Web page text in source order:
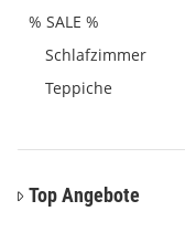
% SALE %
Schlafzimmer
Teppiche
Top Angebote